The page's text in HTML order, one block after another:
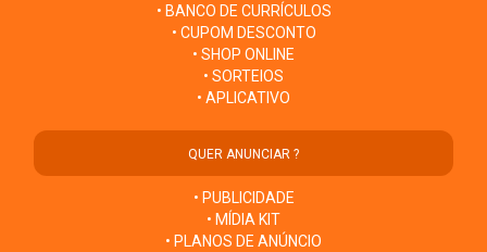
• BANCO DE CURRÍCULOS
• CUPOM DESCONTO
• SHOP ONLINE
• SORTEIOS
• APLICATIVO
QUER ANUNCIAR ?
• PUBLICIDADE
• MÍDIA KIT
• PLANOS DE ANÚNCIO